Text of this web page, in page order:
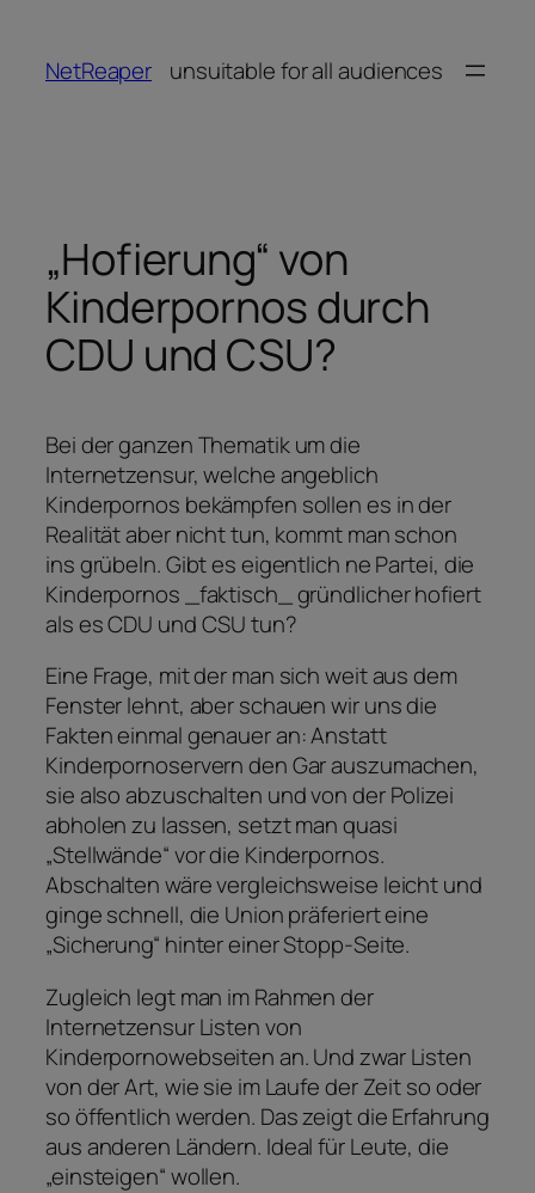
springen
NetReaper unsuitable for all audiences
„Hofierung“ von
Kinderpornos durch
CDU und CSU?
Bei der ganzen Thematik um die
Internetzensur, welche angeblich
Kinderpornos bekämpfen sollen es in der
Realität aber nicht tun, kommt man schon
ins grübeln. Gibt es eigentlich ne Partei, die
Kinderpornos _faktisch_ gründlicher hofiert
als es CDU und CSU tun?
Eine Frage, mit der man sich weit aus dem
Fenster lehnt, aber schauen wir uns die
Fakten einmal genauer an: Anstatt
Kinderpornoservern den Gar auszumachen,
sie also abzuschalten und von der Polizei
abholen zu lassen, setzt man quasi
„Stellwände“ vor die Kinderpornos.
Abschalten wäre vergleichsweise leicht und
ginge schnell, die Union präferiert eine
„Sicherung“ hinter einer Stopp-Seite.
Zugleich legt man im Rahmen der
Internetzensur Listen von
Kinderpornowebseiten an. Und zwar Listen
von der Art, wie sie im Laufe der Zeit so oder
so öffentlich werden. Das zeigt die Erfahrung
aus anderen Ländern. Ideal für Leute, die
„einsteigen“ wollen.